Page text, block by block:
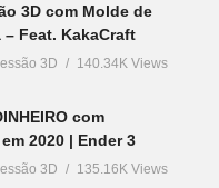
3D com Molde de
Feat. KakaCraft
3D 140.34K Views
com
em 2020 | Ender 3
3D 135.16K Views